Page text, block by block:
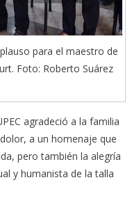
para el maestro de
Foto: Roberto Suárez
agradeció a la familia
a un homenaje que
pero también la alegría
y humanista de la talla